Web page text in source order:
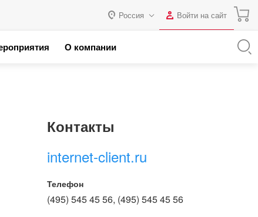
1С
Россия Войти на сайт
Авторизация
О компании
Контакты
internet-client.ru
Телефон
(495) 545 45 56, (495) 545 45 56